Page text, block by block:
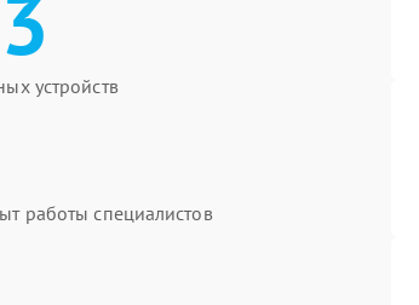
устройств
работы специалистов